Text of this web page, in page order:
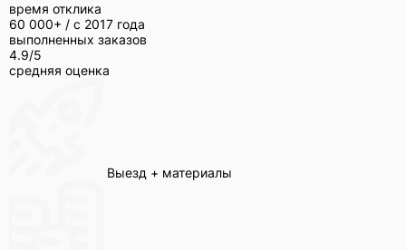
время отклика
60 000+ / с 2017 года
выполненных заказов
4.9/5
средняя оценка
Выезд + материалы